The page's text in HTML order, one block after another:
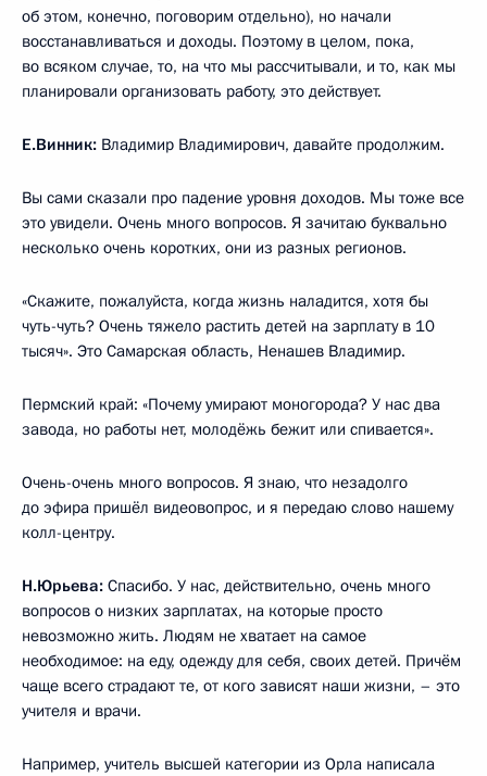
об этом, конечно, поговорим отдельно), но начали
восстанавливаться и доходы. Поэтому в целом, пока,
во всяком случае, то, на что мы рассчитывали, и то, как мы
планировали организовать работу, это действует.
Е.Винник: Владимир Владимирович, давайте продолжим.
Вы сами сказали про падение уровня доходов. Мы тоже все
это увидели. Очень много вопросов. Я зачитаю буквально
несколько очень коротких, они из разных регионов.
«Скажите, пожалуйста, когда жизнь наладится, хотя бы
чуть-чуть? Очень тяжело растить детей на зарплату в 10
тысяч». Это Самарская область, Ненашев Владимир.
Пермский край: «Почему умирают моногорода? У нас два
завода, но работы нет, молодёжь бежит или спивается».
Очень-очень много вопросов. Я знаю, что незадолго
до эфира пришёл видеовопрос, и я передаю слово нашему
колл-центру.
Н.Юрьева: Спасибо. У нас, действительно, очень много
вопросов о низких зарплатах, на которые просто
невозможно жить. Людям не хватает на самое
необходимое: на еду, одежду для себя, своих детей. Причём
чаще всего страдают те, от кого зависят наши жизни, – это
учителя и врачи.
Например, учитель высшей категории из Орла написала